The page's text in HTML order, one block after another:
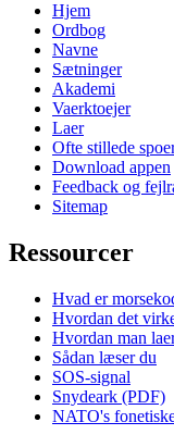
Hjem
Ordbog
Navne
Sætninger
Akademi
Vaerktoejer
Laer
Ofte stillede
Download appen
Feedback og
Sitemap
Ressourcer
Hvad er
Hvordan det
Hvordan man
Sådan læser du
SOS-signal
Snydeark (PDF)
NATO's